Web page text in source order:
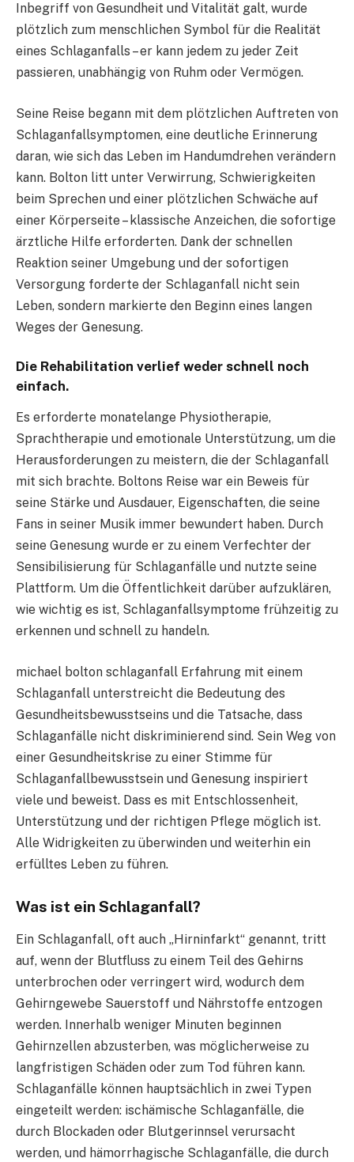
Inbegriff von Gesundheit und Vitalität galt, wurde
plötzlich zum menschlichen Symbol für die Realität
eines Schlaganfalls – er kann jedem zu jeder Zeit
passieren, unabhängig von Ruhm oder Vermögen.
Seine Reise begann mit dem plötzlichen Auftreten von
Schlaganfallsymptomen, eine deutliche Erinnerung
daran, wie sich das Leben im Handumdrehen verändern
kann. Bolton litt unter Verwirrung, Schwierigkeiten
beim Sprechen und einer plötzlichen Schwäche auf
einer Körperseite – klassische Anzeichen, die sofortige
ärztliche Hilfe erforderten. Dank der schnellen
Reaktion seiner Umgebung und der sofortigen
Versorgung forderte der Schlaganfall nicht sein
Leben, sondern markierte den Beginn eines langen
Weges der Genesung.
Die Rehabilitation verlief weder schnell noch
einfach.
Es erforderte monatelange Physiotherapie,
Sprachtherapie und emotionale Unterstützung, um die
Herausforderungen zu meistern, die der Schlaganfall
mit sich brachte. Boltons Reise war ein Beweis für
seine Stärke und Ausdauer, Eigenschaften, die seine
Fans in seiner Musik immer bewundert haben. Durch
seine Genesung wurde er zu einem Verfechter der
Sensibilisierung für Schlaganfälle und nutzte seine
Plattform. Um die Öffentlichkeit darüber aufzuklären,
wie wichtig es ist, Schlaganfallsymptome frühzeitig zu
erkennen und schnell zu handeln.
michael bolton schlaganfall Erfahrung mit einem
Schlaganfall unterstreicht die Bedeutung des
Gesundheitsbewusstseins und die Tatsache, dass
Schlaganfälle nicht diskriminierend sind. Sein Weg von
einer Gesundheitskrise zu einer Stimme für
Schlaganfallbewusstsein und Genesung inspiriert
viele und beweist. Dass es mit Entschlossenheit,
Unterstützung und der richtigen Pflege möglich ist.
Alle Widrigkeiten zu überwinden und weiterhin ein
erfülltes Leben zu führen.
Was ist ein Schlaganfall?
Ein Schlaganfall, oft auch „Hirninfarkt“ genannt, tritt
auf, wenn der Blutfluss zu einem Teil des Gehirns
unterbrochen oder verringert wird, wodurch dem
Gehirngewebe Sauerstoff und Nährstoffe entzogen
werden. Innerhalb weniger Minuten beginnen
Gehirnzellen abzusterben, was möglicherweise zu
langfristigen Schäden oder zum Tod führen kann.
Schlaganfälle können hauptsächlich in zwei Typen
eingeteilt werden: ischämische Schlaganfälle, die
durch Blockaden oder Blutgerinnsel verursacht
werden, und hämorrhagische Schlaganfälle, die durch